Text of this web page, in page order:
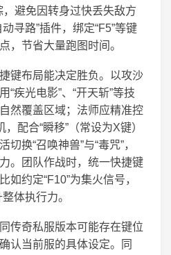
避免因转身过快丢失敌方
寻路”插件，绑定“F5”等键
，节省大量跑图时间。
键布局能决定胜负。以攻沙
“疾光电影”、“开天斩”等技
然覆盖区域；法师应精准控
配合“瞬移”（常设为X键）
换“召唤神兽”与“毒咒”，
。团队作战时，统一快捷键
如约定“F10”为集火信号，
体执行力。
传奇私服版本可能存在键位
认当前服的具体设定。同